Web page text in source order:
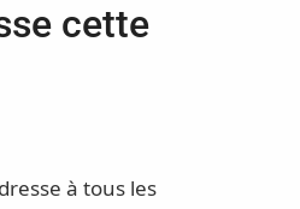
cette
à tous les